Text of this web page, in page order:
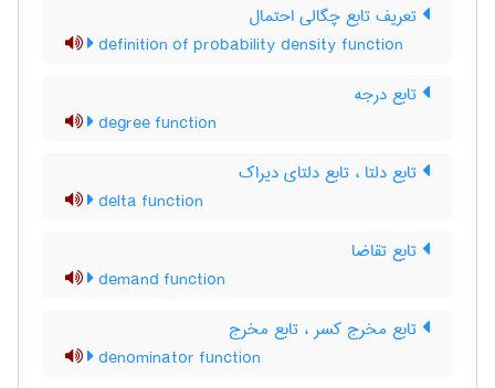
تعریف تابع چگالی احتمال
definition of probability density function
تابع درجه
degree function
تابع دلتا ، تابع دلتای دیراک
delta function
تابع تقاضا
demand function
تابع مخرج کسر ، تابع مخرج
denominator function